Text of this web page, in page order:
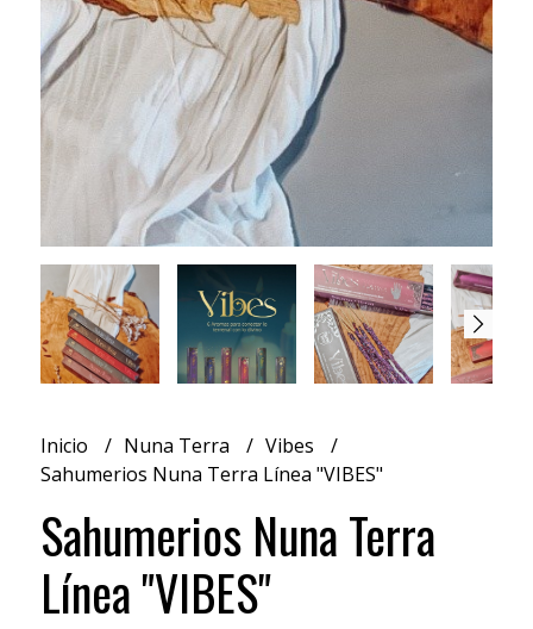
Inicio Nuna Terra
Vibes
Sahumerios Nuna Terra Línea "VIBES"
Sahumerios Nuna Terra
Línea "VIBES"